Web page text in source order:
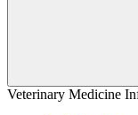
Veterinary Medicine